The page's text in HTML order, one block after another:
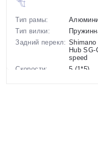
Тип рамы:
Тип вилки:
Задний перекл:
Hub SG-
speed
Скорости:
5 (1*5)